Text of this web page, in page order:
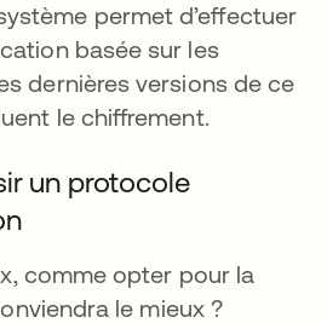
permet d’effectuer
basée sur les
dernières versions de ce
le chiffrement.
un protocole
comme opter pour la
le mieux ?